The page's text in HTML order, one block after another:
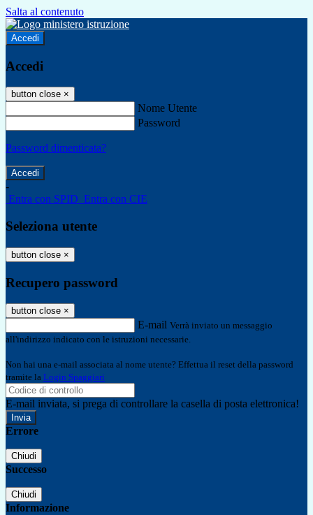
Salta al contenuto
Accedi
Accedi
button close ×
Nome Utente
Password
Password dimenticata?
-
Entra con SPID Entra con CIE
Seleziona utente
button close ×
Recupero password
button close ×
E-mail Verrà inviato un messaggio
all'indirizzo indicato con le istruzioni necessarie.
Non hai una e-mail associata al nome utente? Effettua il reset della password
tramite la Login Spaggiari
E-mail inviata, si prega di controllare la casella di posta elettronica!
Errore
Chiudi
Successo
Chiudi
Informazione